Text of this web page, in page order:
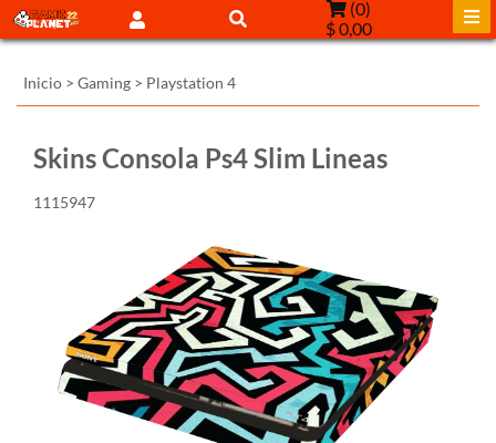
(0)
$ 0,00
Inicio > Gaming > Playstation 4
Skins Consola Ps4 Slim Lineas
1115947